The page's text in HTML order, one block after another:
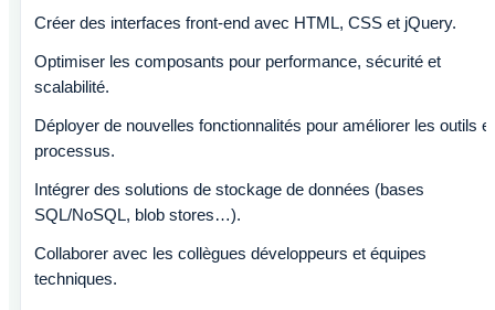
Créer des interfaces front-end avec HTML, CSS et jQuery.
Optimiser les composants pour performance, sécurité et
scalabilité.
Déployer de nouvelles fonctionnalités pour améliorer les outils et
processus.
Intégrer des solutions de stockage de données (bases
SQL/NoSQL, blob stores…).
Collaborer avec les collègues développeurs et équipes
techniques.